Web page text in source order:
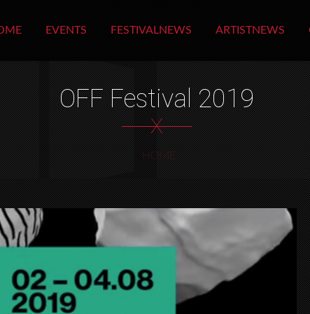
EVENTS FESTIVALNEWS ARTISTNEWS
OFF Festival 2019
X
HOME